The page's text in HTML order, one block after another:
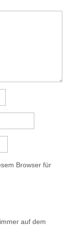
Browser für
auf dem